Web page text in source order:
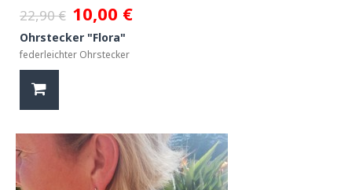
22,90 € 10,00 €
Ohrstecker "Flora"
federleichter Ohrstecker